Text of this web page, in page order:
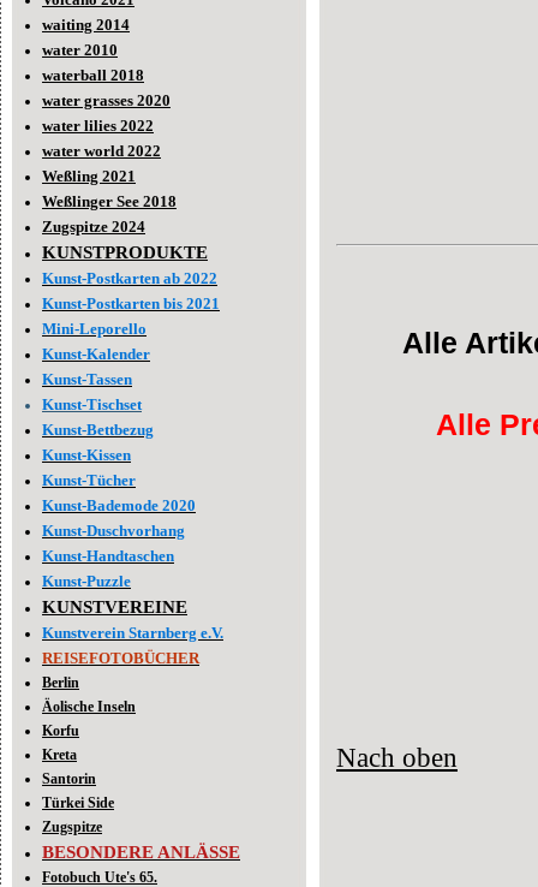
waiting 2014
water 2010
waterball 2018
water grasses 2020
water lilies 2022
water world 2022
Weßling 2021
Weßlinger See 2018
Zugspitze 2024
KUNSTPRODUKTE
Kunst-Postkarten ab 2022
Kunst-Postkarten bis 2021
Mini-Leporello
Kunst-Kalender
Kunst-Tassen
Kunst-Tischset
Kunst-Bettbezug
Kunst-Kissen
Kunst-Tücher
Kunst-Bademode 2020
Kunst-Duschvorhang
Kunst-Handtaschen
Kunst-Puzzle
KUNSTVEREINE
Kunstverein Starnberg e.V.
REISEFOTOBÜCHER
Berlin
Äolische Inseln
Korfu
Kreta
Santorin
Türkei Side
Zugspitze
BESONDERE ANLÄSSE
Fotobuch Ute's 65.
Alle
Alle
Nach oben